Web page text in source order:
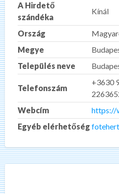
A Hirdető
szándéka
Kínál
Ország
Megye
Település neve
Telefonszám
+3630
Webcím
https://
Egyéb elérhetőség